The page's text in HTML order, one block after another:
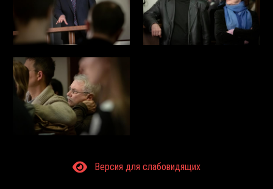
Версия для слабовидящих